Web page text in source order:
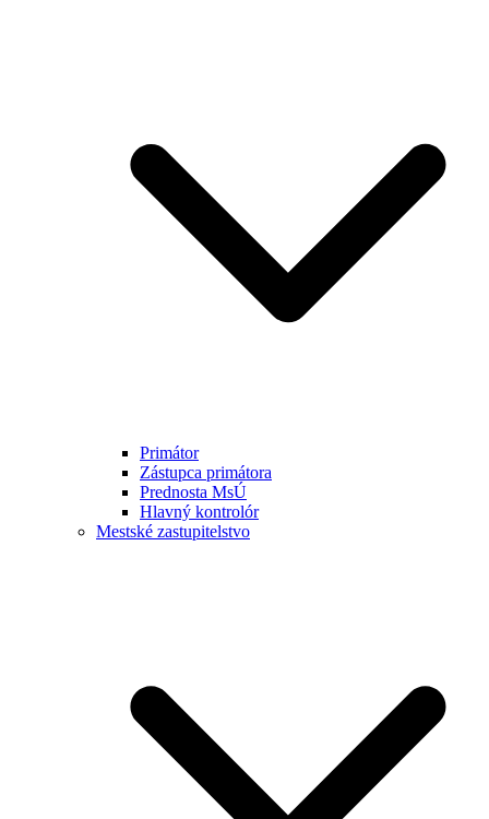
Primátor
Zástupca primátora
Prednosta MsÚ
Hlavný kontrolór
Mestské zastupitelstvo